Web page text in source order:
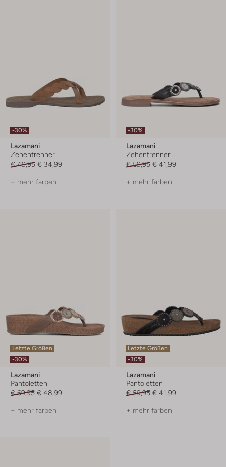
-30%
Lazamani
Zehentrenner
€ 49,95 € 34,99
+ mehr farben
-30%
Lazamani
Zehentrenner
€ 59,95 € 41,99
+ mehr farben
Letzte Größen
-30%
Lazamani
Pantoletten
€ 69,95 € 48,99
+ mehr farben
Letzte Größen
-30%
Lazamani
Pantoletten
€ 59,95 € 41,99
+ mehr farben